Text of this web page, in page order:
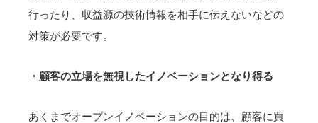
行ったり、収益源の技術情報を相手に伝えないなどの
対策が必要です。
・顧客の立場を無視したイノベーションとなり得る
あくまでオープンイノベーションの目的は、顧客に買